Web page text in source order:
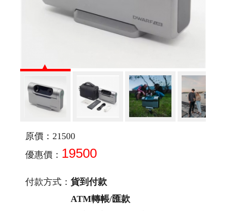
原價：21500
優惠價： 19500
付款方式： 貨到付款
ATM轉帳/匯款